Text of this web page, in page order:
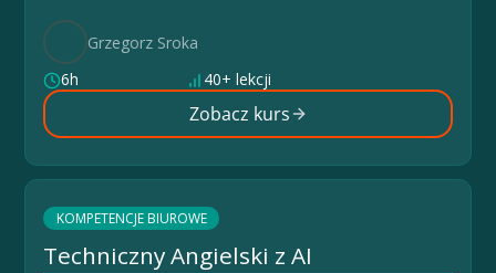
Grzegorz Sroka
6h
40+ lekcji
Zobacz kurs
KOMPETENCJE BIUROWE
Techniczny Angielski z AI